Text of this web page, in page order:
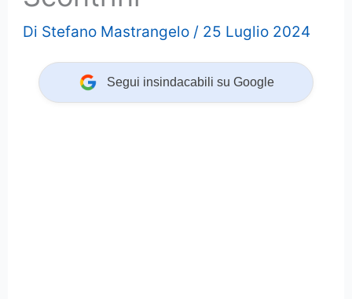
Di Stefano Mastrangelo / 25 Luglio 2024
Segui insindacabili su Google